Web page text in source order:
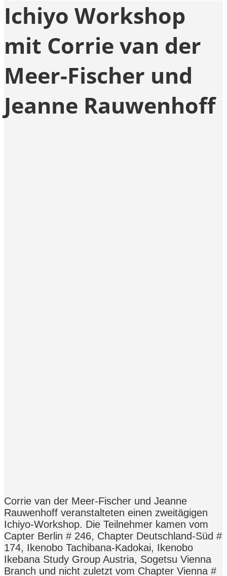
Ichiyo Workshop
mit Corrie van der
Meer-Fischer und
Jeanne Rauwenhoff
Corrie van der Meer-Fischer und Jeanne
Rauwenhoff veranstalteten einen zweitägigen
Ichiyo-Workshop. Die Teilnehmer kamen vom
Capter Berlin # 246, Chapter Deutschland-Süd #
174, Ikenobo Tachibana-Kadokai, Ikenobo
Ikebana Study Group Austria, Sogetsu Vienna
Branch und nicht zuletzt vom Chapter Vienna #